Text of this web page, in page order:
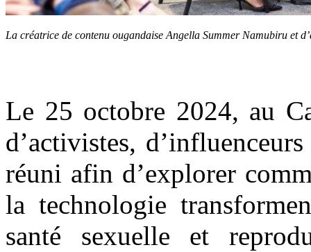
La créatrice de contenu ougandaise Angella Summer Namubiru et
Le 25 octobre 2024, au
d’activistes,
réuni afin d’explorer
la technologie
santé sexuelle et